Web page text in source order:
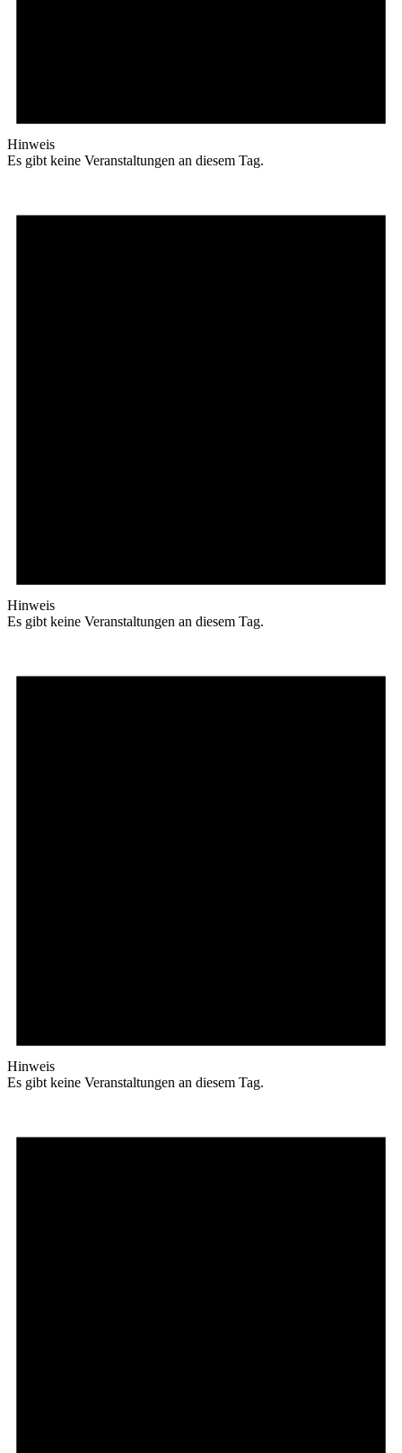
Hinweis
Es gibt keine Veranstaltungen an diesem Tag.
Hinweis
Es gibt keine Veranstaltungen an diesem Tag.
Hinweis
Es gibt keine Veranstaltungen an diesem Tag.